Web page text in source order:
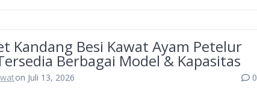
Kandang Besi Kawat Ayam Petelur
Berbagai Model & Kapasitas
on Juli 13, 2026 0